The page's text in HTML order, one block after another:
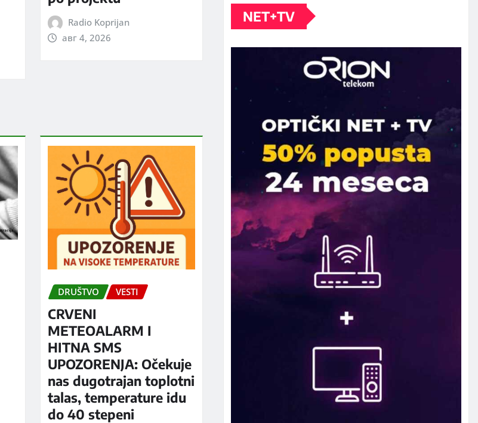
Radio Koprijan
авг 4, 2026
DRUŠTVO VESTI
CRVENI
METEOALARM I
HITNA SMS
UPOZORENJA: Očekuje
nas dugotrajan toplotni
talas, temperature idu
do 40 stepeni
NET+TV